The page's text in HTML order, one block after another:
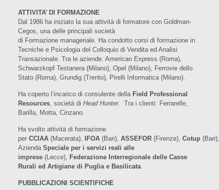
ATTIVITA’ DI FORMAZIONE
Dal 1986 ha iniziato la sua attività di formatore con Goldman-
Cegos, una delle principali società
di Formazione manageriale. Ha condotto corsi di formazione in
Tecniche e Psicologia del Colloquio di Vendita ed Analisi
Transazionale. Tra le aziende: American Express (Roma),
Schwarzkopf Testanera (Milano), Opel (Milano), Ferrovie dello
Stato (Roma), Grundig (Trento), Pirelli Informatica (Milano).
Ha coperto l’incarico di consulente della Field Professional
Resources, società di Head Hunter. Tra i clienti: Ferrarelle,
Barilla, Motta, Cinzano.
Ha svolto attività di formazione
per CCIAA (Macerata), IFOA(Bari), ASSEFOR(Firenze), Cotup
Azienda Speciale per i servizi reali alle
imprese(Lecce), Federazione Interregionale delle Casse
Rurali ed Artigiane di Puglia e Basilicata.
PUBBLICAZIONI SCIENTIFICHE